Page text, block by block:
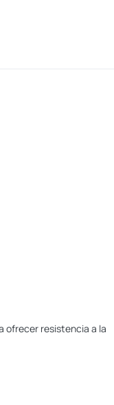
ofrecer resistencia a la